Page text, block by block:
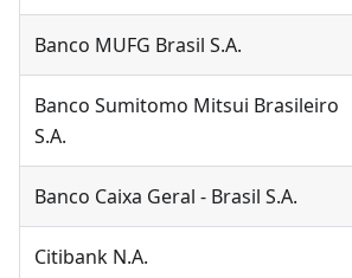
Banco MUFG Brasil S.A.
Banco Sumitomo Mitsui Brasileiro
S.A.
Banco Caixa Geral - Brasil S.A.
Citibank N.A.